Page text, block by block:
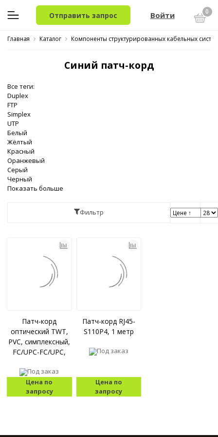
Отправить запрос Войти 0
Главная Каталог Компоненты структурированных кабельных
Синий патч-корд
Все теги:
Duplex
FTP
Simplex
UTP
Белый
Жёлтый
Красный
Оранжевый
Серый
Черный
Показать больше
Фильтр
Патч-корд
оптический TWT,
PVC, симплексный,
FC/UPC-FC/UPC,
Под заказ
Цена по
запросу
Патч-корд RJ45-
S110P4, 1 метр
Под заказ
Цена по
запросу